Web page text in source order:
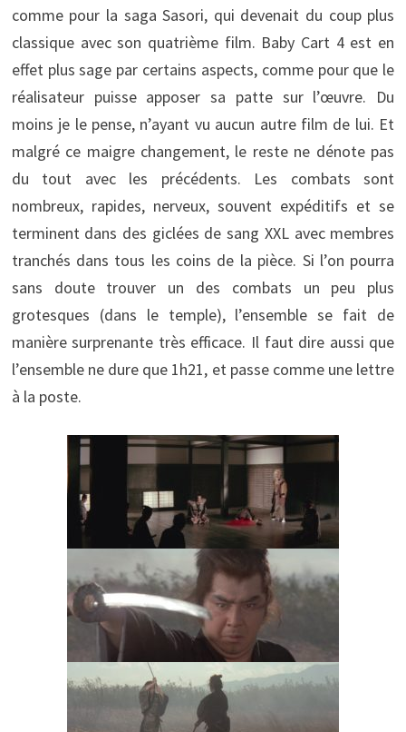
comme pour la saga Sasori, qui devenait du coup plus
classique avec son quatrième film. Baby Cart 4 est en
effet plus sage par certains aspects, comme pour que le
réalisateur puisse apposer sa patte sur l’œuvre. Du
moins je le pense, n’ayant vu aucun autre film de lui. Et
malgré ce maigre changement, le reste ne dénote pas
du tout avec les précédents. Les combats sont
nombreux, rapides, nerveux, souvent expéditifs et se
terminent dans des giclées de sang XXL avec membres
tranchés dans tous les coins de la pièce. Si l’on pourra
sans doute trouver un des combats un peu plus
grotesques (dans le temple), l’ensemble se fait de
manière surprenante très efficace. Il faut dire aussi que
l’ensemble ne dure que 1h21, et passe comme une lettre
à la poste.